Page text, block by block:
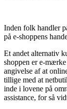
Inden folk handler
på e-shoppens
Et andet alternativ
shoppen er e-
angivelse af at
tillige med at
inde i lovene på
assistance, for så